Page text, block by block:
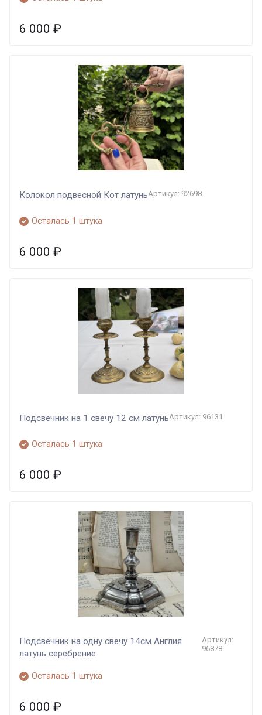
6 000 ₽
Колокол подвесной Кот латуньАртикул: 92698
Осталась 1 штука
6 000 ₽
Подсвечник на 1 свечу 12 см латуньАртикул: 96131
Осталась 1 штука
6 000 ₽
Подсвечник на одну свечу 14см Англия
латунь серебрение
Артикул:
96878
Осталась 1 штука
6 000 ₽